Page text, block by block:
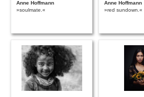
Anne Hoffmann
»soulmate.«
Anne Hoffmann
»red sundown.«